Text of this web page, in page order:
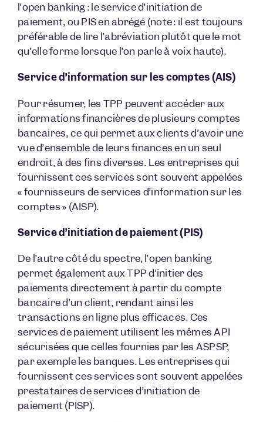
l’open banking : le service d’initiation de
paiement, ou PIS en abrégé (note : il est toujours
préférable de lire l’abréviation plutôt que le mot
qu’elle forme lorsque l’on parle à voix haute).
Service d’information sur les comptes (AIS)
Pour résumer, les TPP peuvent accéder aux
informations financières de plusieurs comptes
bancaires, ce qui permet aux clients d’avoir une
vue d’ensemble de leurs finances en un seul
endroit, à des fins diverses. Les entreprises qui
fournissent ces services sont souvent appelées
« fournisseurs de services d’information sur les
comptes » (AISP).
Service d’initiation de paiement (PIS)
De l’autre côté du spectre, l’open banking
permet également aux TPP d’initier des
paiements directement à partir du compte
bancaire d’un client, rendant ainsi les
transactions en ligne plus efficaces. Ces
services de paiement utilisent les mêmes API
sécurisées que celles fournies par les ASPSP,
par exemple les banques. Les entreprises qui
fournissent ces services sont souvent appelées
prestataires de services d’initiation de
paiement (PISP).